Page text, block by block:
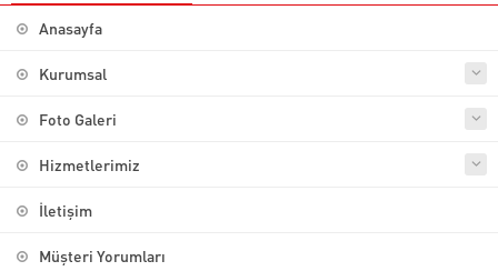
Anasayfa
Kurumsal
Foto Galeri
Hizmetlerimiz
İletişim
Müşteri Yorumları